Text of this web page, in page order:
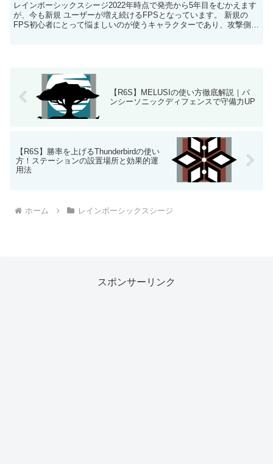
レインボーシックスシージ2022年時点で発売から5年目をむかえます
が、今も新規 ユーザーが増え続けるFPSとなっています。 新規の
FPS初心者にとって悩ましいのが使うキャラクターであり、攻撃側
【R6S】MELUSIの使い方徹底解説｜バ
ンシーソニックディフェンスで守備力UP
【R6S】勝率を上げるThunderbirdの使い
方！ステーションの設置場所と効果的運
用法
ホーム レインボーシックスシージ
スポンサーリンク